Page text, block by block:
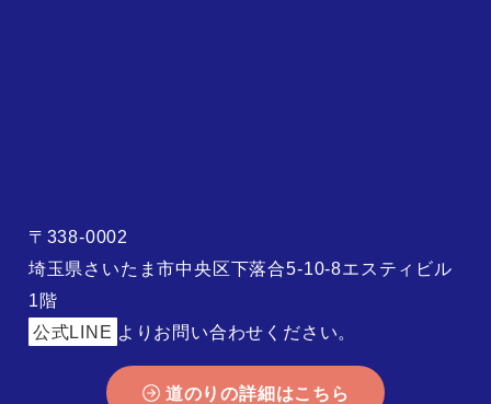
〒338-0002
埼玉県さいたま市中央区下落合5-10-8エスティビル
1階
公式LINE よりお問い合わせください。
道のりの詳細はこちら